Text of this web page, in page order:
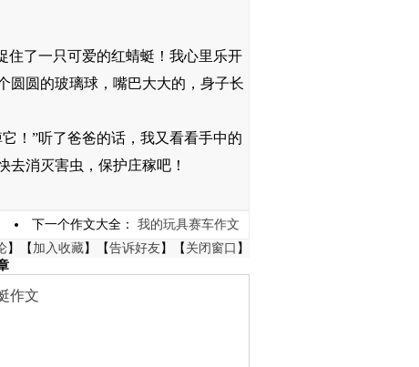
了一只可爱的红蜻蜓！我心里乐开
圆圆的玻璃球，嘴巴大大的，身子长
！”听了爸爸的话，我又看看手中的
消灭害虫，保护庄稼吧！
下一个作文大全： 我的玩具赛车作文
】【 加入收藏】【告诉好友】【 关闭窗口 】
作文